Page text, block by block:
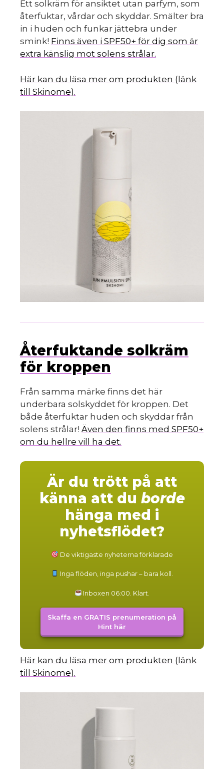
Ett solkräm för ansiktet utan parfym, som
återfuktar, vårdar och skyddar. Smälter bra
in i huden och funkar jättebra under
smink! Finns även i SPF50+ för dig som är
extra känslig mot solens strålar.
Här kan du läsa mer om produkten (länk
till Skinome).
Återfuktande solkräm
för kroppen
Från samma märke finns det här
underbara solskyddet för kroppen. Det
både återfuktar huden och skyddar från
solens strålar! Även den finns med SPF50+
om du hellre vill ha det.
Är du trött på att
känna att du borde
hänga med i
nyhetsflödet?
De viktigaste nyheterna förklarade
Inga flöden, inga pushar – bara koll.
Inboxen 06:00. Klart.
Skaffa en GRATIS prenumeration på
Hint här
Här kan du läsa mer om produkten (länk
till Skinome).